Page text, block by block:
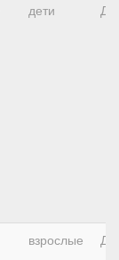
дети
взрослые